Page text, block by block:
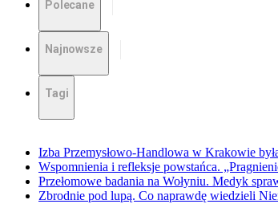
Polecane
Najnowsze
Tagi
Izba Przemysłowo-Handlowa w Krakowie
Wspomnienia i refleksje powstańca.
Przełomowe badania na Wołyniu. Medyk
Zbrodnie pod lupą. Co naprawdę wiedzieli